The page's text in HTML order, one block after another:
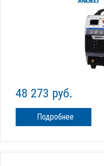
48 273 руб.
Подробнее